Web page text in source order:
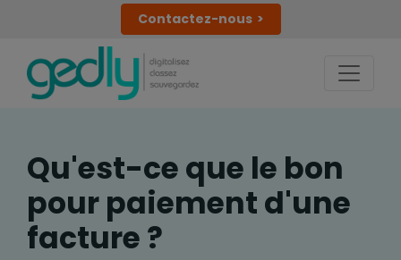
Contactez-nous
Qu'est-ce que le bon
pour paiement d'une
facture ?